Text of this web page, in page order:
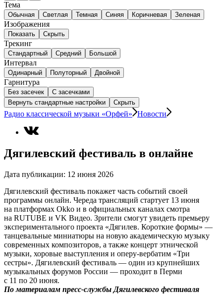
Тема
Обычная Светлая Темная Синяя Коричневая Зеленая
Изображения
Показать Скрыть
Трекинг
Стандартный Средний Большой
Интервал
Одинарный Полуторный Двойной
Гарнитура
Без засечек
С засечками
Вернуть стандартные настройки
Скрыть
Радио классической музыки «Орфей» Новости
Дягилевский фестиваль в онлайне
Дата публикации: 12 июня 2026
Дягилевский фестиваль покажет часть событий своей
программы онлайн. Череда трансляций стартует 13 июня
на платформах Okko и в официальных каналах смотра
на RUTUBE и VK Видео. Зрители смогут увидеть премьеру
экспериментального проекта «Дягилев. Короткие формы» —
танцевальные миниатюры на новую академическую музыку
современных композиторов, а также концерт этнической
музыки, хоровые выступления и оперу-вербатим «Три
сестры». Дягилевский фестиваль — один из крупнейших
музыкальных форумов России — проходит в Перми
с 11 по 20 июня.
По материалам пресс-службы Дягилевского фестиваля